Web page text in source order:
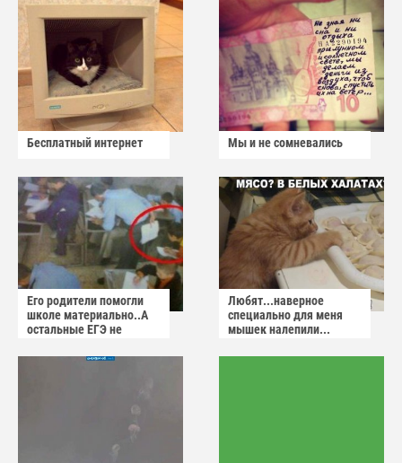
Бесплатный интернет Мы и не сомневались
Его родители помогли
школе материально..А
остальные ЕГЭ не
Любят...наверное
специально для меня
мышек налепили...